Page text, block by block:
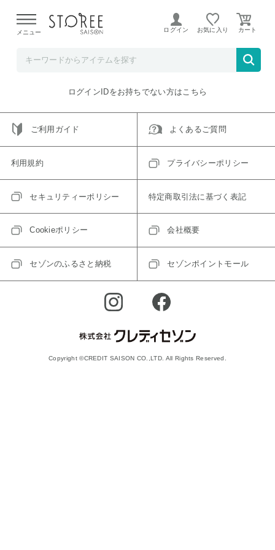
よる配送遅延が発生しております。
メニュー ログイン お気に入り
ご指定のアイテムは取り扱い終了、またはただいま取り扱い
トップへ戻る
ログインIDをお持ちでない方はこちら
ご利用ガイド よくあるご質問
利用規約 プライバシーポリシー
セキュリティーポリシー 特定商取引法に基づく表記
Cookieポリシー 会社概要
セゾンのふるさと納税 セゾンポイントモール
Copyright ©CREDIT SAISON CO.,LTD. All Rights Reserved.